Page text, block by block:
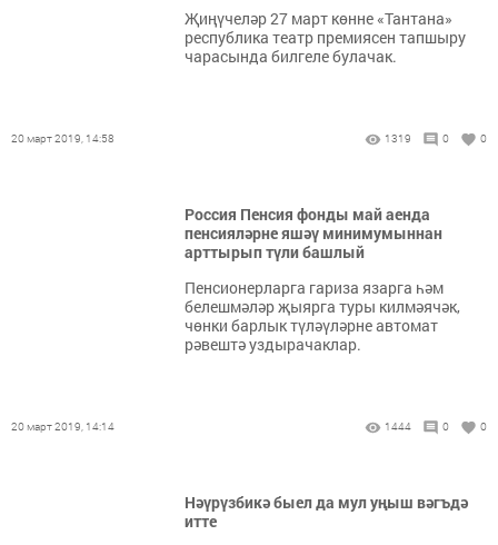
Җиңүчеләр 27 март көнне «Тантана»
республика театр премиясен тапшыру
чарасында билгеле булачак.
20 март 2019, 14:58 1319 0 0
Россия Пенсия фонды май аенда
пенсияләрне яшәү минимумыннан
арттырып түли башлый
Пенсионерларга гариза язарга һәм
белешмәләр җыярга туры килмәячәк,
чөнки барлык түләүләрне автомат
рәвештә уздырачаклар.
20 март 2019, 14:14 1444 0 0
Нәүрүзбикә быел да мул уңыш вәгъдә
итте